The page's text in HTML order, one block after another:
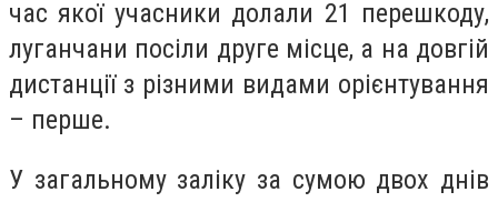
час якої учасники долали 21 перешкоду,
луганчани посіли друге місце, а на довгій
дистанції з різними видами орієнтування
– перше.
У загальному заліку за сумою двох днів